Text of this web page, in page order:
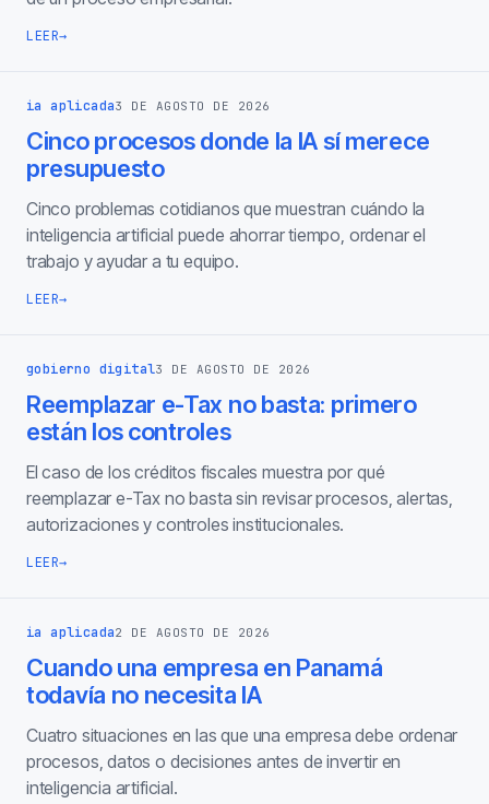
LEER→
ia aplicada3 DE AGOSTO DE 2026
Cinco procesos donde la IA sí merece
presupuesto
Cinco problemas cotidianos que muestran cuándo la
inteligencia artificial puede ahorrar tiempo, ordenar el
trabajo y ayudar a tu equipo.
LEER→
gobierno digital3 DE AGOSTO DE 2026
Reemplazar e-Tax no basta: primero
están los controles
El caso de los créditos fiscales muestra por qué
reemplazar e-Tax no basta sin revisar procesos, alertas,
autorizaciones y controles institucionales.
LEER→
ia aplicada2 DE AGOSTO DE 2026
Cuando una empresa en Panamá
todavía no necesita IA
Cuatro situaciones en las que una empresa debe ordenar
procesos, datos o decisiones antes de invertir en
inteligencia artificial.